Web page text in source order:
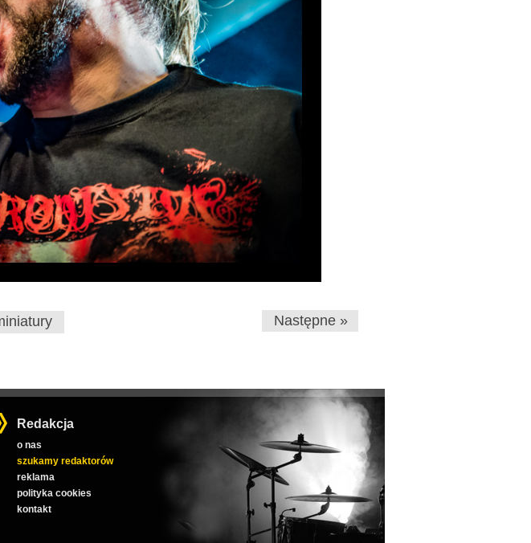
Następne »
Redakcja
o nas
szukamy redaktorów
reklama
polityka cookies
kontakt